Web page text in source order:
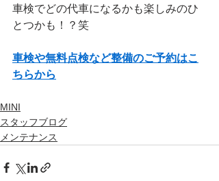
車検でどの代車になるかも楽しみのひ
とつかも！？笑
車検や無料点検など整備のご予約はこ
ちらから
MINI
スタッフブログ
メンテナンス